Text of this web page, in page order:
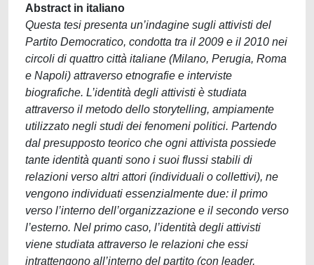
Abstract in italiano
Questa tesi presenta un’indagine sugli attivisti del
Partito Democratico, condotta tra il 2009 e il 2010 nei
circoli di quattro città italiane (Milano, Perugia, Roma
e Napoli) attraverso etnografie e interviste
biografiche. L’identità degli attivisti è studiata
attraverso il metodo dello storytelling, ampiamente
utilizzato negli studi dei fenomeni politici. Partendo
dal presupposto teorico che ogni attivista possiede
tante identità quanti sono i suoi flussi stabili di
relazioni verso altri attori (individuali o collettivi), ne
vengono individuati essenzialmente due: il primo
verso l’interno dell’organizzazione e il secondo verso
l’esterno. Nel primo caso, l’identità degli attivisti
viene studiata attraverso le relazioni che essi
intrattengono all’interno del partito (con leader,